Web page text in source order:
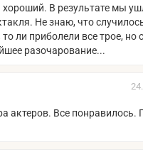
хороший. В результате мы
Не знаю, что
ли приболели все трое, но
разочарование...
актеров. Все понравилось.